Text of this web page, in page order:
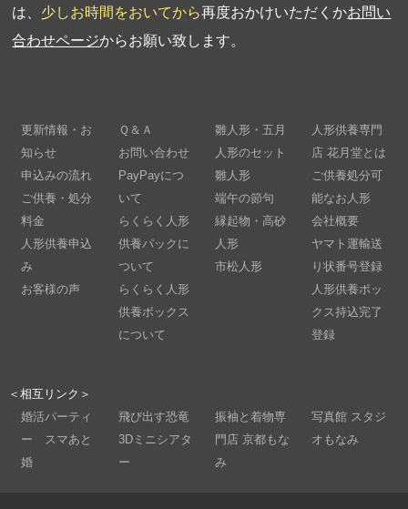
は、 少しお時間をおいてから再度おかけいただくかお問い
合わせページからお願い致します。
更新情報・お
知らせ
申込みの流れ
ご供養・処分
料金
人形供養申込
み
お客様の声
Ｑ＆Ａ
お問い合わせ
PayPayにつ
いて
らくらく人形
供養パックに
ついて
らくらく人形
供養ボックス
について
雛人形・五月
人形のセット
雛人形
端午の節句
縁起物・高砂
人形
市松人形
人形供養専門
店 花月堂とは
ご供養処分可
能なお人形
会社概要
ヤマト運輸送
り状番号登録
人形供養ボッ
クス持込完了
登録
＜相互リンク＞
婚活パーティ
ー スマあと
婚
飛び出す恐竜
3Dミニシアタ
ー
振袖と着物専
門店 京都もな
み
写真館 スタジ
オもなみ